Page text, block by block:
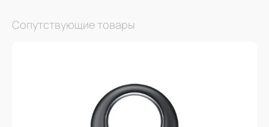
Сопутствующие товары